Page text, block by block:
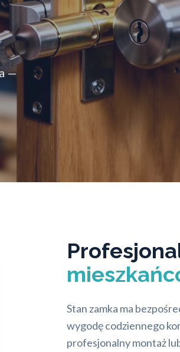
—
Stan zamka ma
wygodę codziennego
profesjonalny montaż